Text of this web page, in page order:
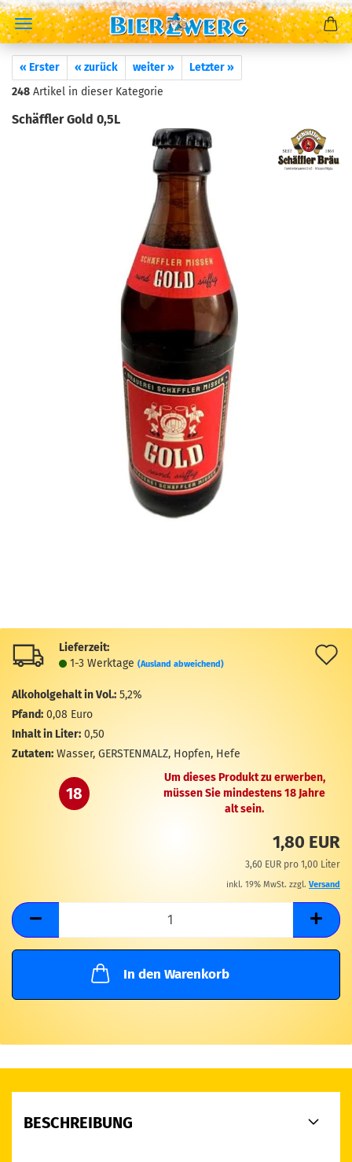
« Erster « zurück weiter »
Letzter »
248 Artikel in dieser Kategorie
Schäffler Gold 0,5L
Lieferzeit:
1-3 Werktage (Ausland abweichend)
Alkoholgehalt in Vol.: 5,2%
Pfand: 0,08 Euro
Inhalt in Liter: 0,50
Zutaten: Wasser, GERSTENMALZ, Hopfen, Hefe
18
Um dieses Produkt zu erwerben,
müssen Sie mindestens 18 Jahre
alt sein.
1,80 EUR
3,60 EUR pro 1,00 Liter
inkl. 19% MwSt. zzgl. Versand
In den Warenkorb
BESCHREIBUNG